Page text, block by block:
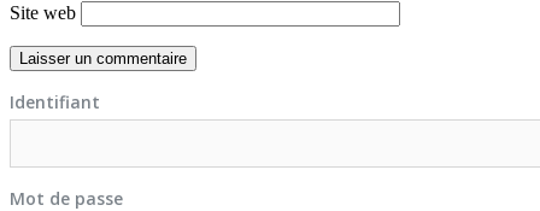
Site web
Identifiant
Mot de passe